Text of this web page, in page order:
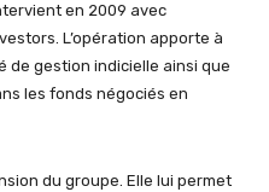
en 2009 avec
L’opération apporte à
de gestion indicielle ainsi que
les fonds négociés en
du groupe. Elle lui permet